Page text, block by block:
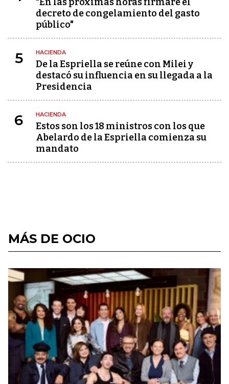
decreto de congelamiento del gasto
público"
5 HACIENDA
De la Espriella se reúne con Milei y
destacó su influencia en su llegada a la
Presidencia
6 HACIENDA
Estos son los 18 ministros con los que
Abelardo de la Espriella comienza su
mandato
MÁS DE OCIO